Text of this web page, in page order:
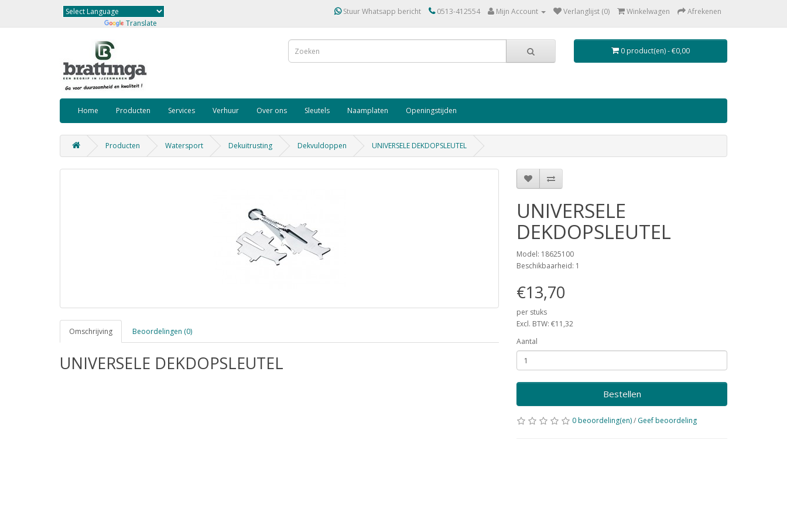
Translate
Stuur Whatsapp bericht 0513-412554 Mijn Account Verlanglijst (0) Winkelwagen Afrekenen
0 product(en) - €0,00
Home Producten Services Verhuur Over ons Sleutels Naamplaten Openingstijden
Producten Watersport Dekuitrusting Dekvuldoppen UNIVERSELE DEKDOPSLEUTEL
Omschrijving Beoordelingen (0)
UNIVERSELE DEKDOPSLEUTEL
UNIVERSELE
DEKDOPSLEUTEL
Model: 18625100
Beschikbaarheid: 1
€13,70
per stuks
Excl. BTW: €11,32
Aantal
Bestellen
0 beoordeling(en)/ Geef beoordeling